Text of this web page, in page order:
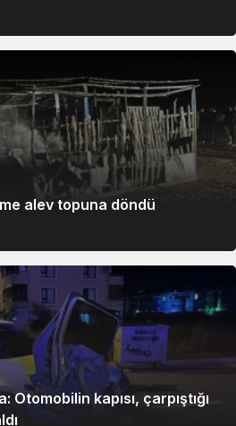
alev topuna döndü
Otomobilin kapısı, çarpıştığı